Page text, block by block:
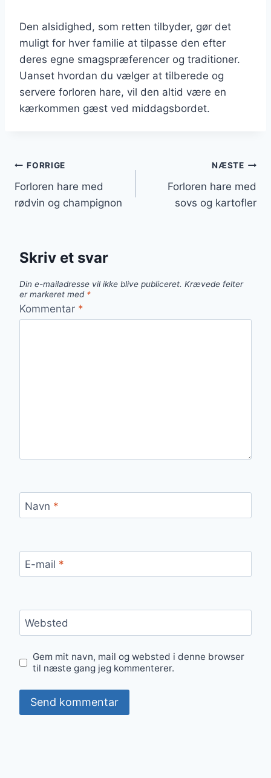
Den alsidighed, som retten tilbyder, gør det
muligt for hver familie at tilpasse den efter
deres egne smagspræferencer og traditioner.
Uanset hvordan du vælger at tilberede og
servere forloren hare, vil den altid være en
kærkommen gæst ved middagsbordet.
Indlægsnavigation
FORRIGE
Forloren hare med
rødvin og champignon
NÆSTE
Forloren hare med
sovs og kartofler
Skriv et svar
Din e-mailadresse vil ikke blive publiceret. Krævede felter
er markeret med *
Kommentar *
Navn *
E-mail *
Websted
Gem mit navn, mail og websted i denne browser
til næste gang jeg kommenterer.